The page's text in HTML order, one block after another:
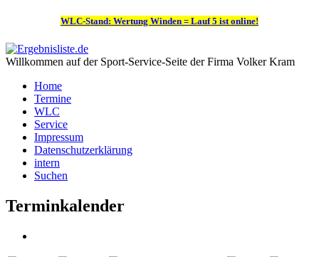
WLC-Stand: Wertung Winden = Lauf 5 ist online!
Willkommen auf der Sport-Service-Seite der Firma Volker Kram
Home
Termine
WLC
Service
Impressum
Datenschutzerklärung
intern
Suchen
Terminkalender